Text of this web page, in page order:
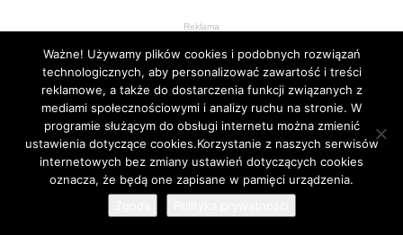
Reklama
Ważne! Używamy plików cookies i podobnych rozwiązań
technologicznych, aby personalizować zawartość i treści
reklamowe, a także do dostarczenia funkcji związanych z
mediami społecznościowymi i analizy ruchu na stronie. W
programie służącym do obsługi internetu można zmienić
ustawienia dotyczące cookies.Korzystanie z naszych serwisów
internetowych bez zmiany ustawień dotyczących cookies
oznacza, że będą one zapisane w pamięci urządzenia.